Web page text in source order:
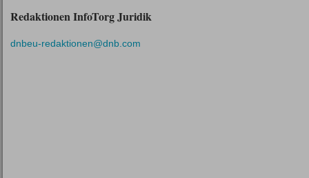
Redaktionen InfoTorg Juridik
dnbeu-redaktionen@dnb.com